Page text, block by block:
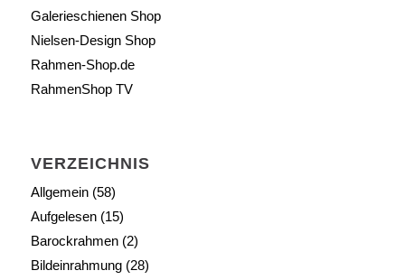
Galerieschienen Shop
Nielsen-Design Shop
Rahmen-Shop.de
RahmenShop TV
VERZEICHNIS
Allgemein(58)
Aufgelesen(15)
Barockrahmen(2)
Bildeinrahmung(28)